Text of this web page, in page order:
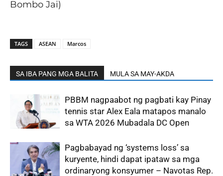
Bombo Jai)
TAGS ASEAN Marcos
SA IBA PANG MGA BALITA MULA SA MAY-AKDA
PBBM nagpaabot ng pagbati kay Pinay
tennis star Alex Eala matapos manalo
sa WTA 2026 Mubadala DC Open
Pagbabayad ng ‘systems loss’ sa
kuryente, hindi dapat ipataw sa mga
ordinaryong konsyumer – Navotas Rep.